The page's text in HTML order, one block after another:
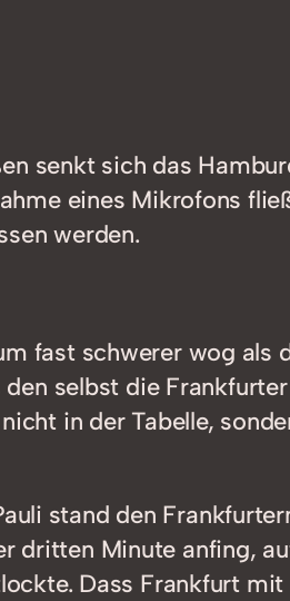
senkt sich das
eines Mikrofons
werden.
fast schwerer wog als
selbst die
in der Tabelle,
stand den
dritten Minute anfing,
Dass Frankfurt